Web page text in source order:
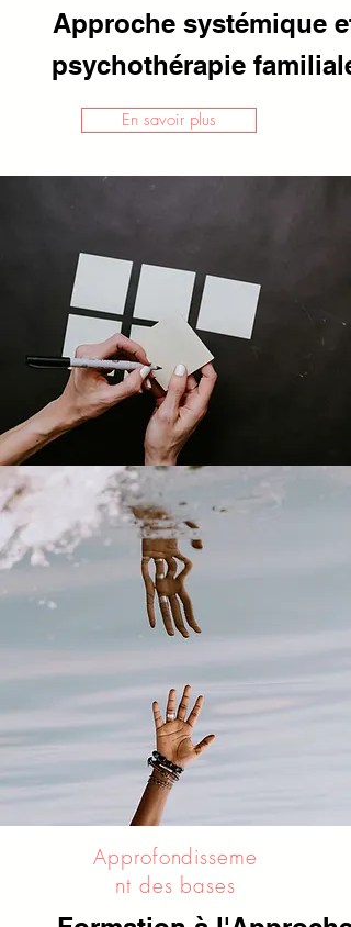
Approche systémique et
psychothérapie familiale
En savoir plus
Approfondisseme
nt des bases